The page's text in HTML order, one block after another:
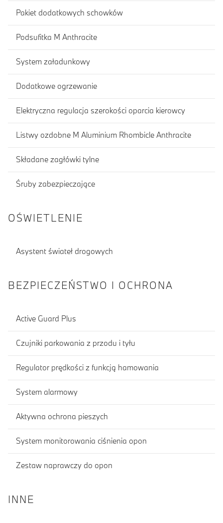
Pakiet dodatkowych schowków
Podsufitka M Anthracite
System załadunkowy
Dodatkowe ogrzewanie
Elektryczna regulacja szerokości oparcia kierowcy
Listwy ozdobne M Aluminium Rhombicle Anthracite
Składane zagłówki tylne
Śruby zabezpieczające
OŚWIETLENIE
Asystent świateł drogowych
BEZPIECZEŃSTWO I OCHRONA
Active Guard Plus
Czujniki parkowania z przodu i tyłu
Regulator prędkości z funkcją hamowania
System alarmowy
Aktywna ochrona pieszych
System monitorowania ciśnienia opon
Zestaw naprawczy do opon
INNE